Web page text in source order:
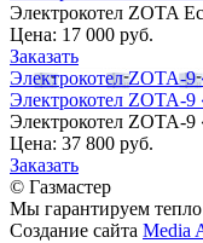
Электрокотел ZOTA
Цена: 17 000 руб.
Заказать
Электрокотел ZOTA-9
Электрокотел ZOTA-9
Электрокотел ZOTA-9
Цена: 37 800 руб.
Заказать
© Газмастер
Мы гарантируем
Создание сайта Media